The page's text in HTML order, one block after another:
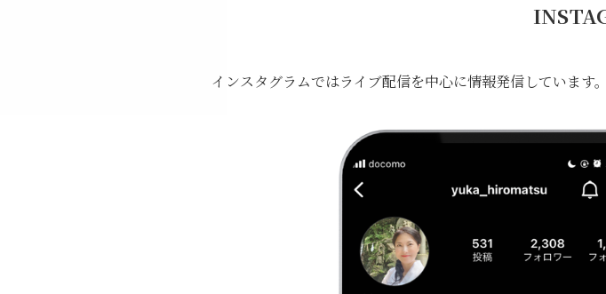
インスタグラムではライブ配信を中心に情報発信しています。